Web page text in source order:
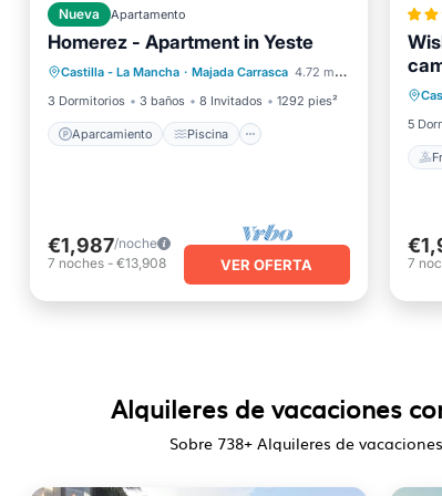
Nueva Apartamento
Homerez - Apartment in Yeste
Castilla - La Mancha · Majada Carrasca 4.72 mi al centro
3 Dormitorios
3 baños 8 Invitados 1292 pies²
Aparcamiento Piscina
Aparcamiento
Piscina
Balcón/Terraza
Cocina
€1,987/noche
7 noches - €13,908 VER OFERTA
5
7
Alquileres de vacaciones
Sobre 738+ Alquileres de